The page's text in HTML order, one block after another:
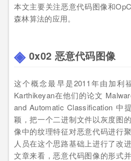
本文主要关注恶意代码图像和
森林算法的应用。
0x02 恶意代码图像
这个概念最早是2011年由加利
Karthikeyan在他们的论文
and Automatic Classification
颖，把一个二进制文件以灰度图
像中的纹理特征对恶意代码进行
人员在这个思路基础上进行了改
文章来看，恶意代码图像的形式